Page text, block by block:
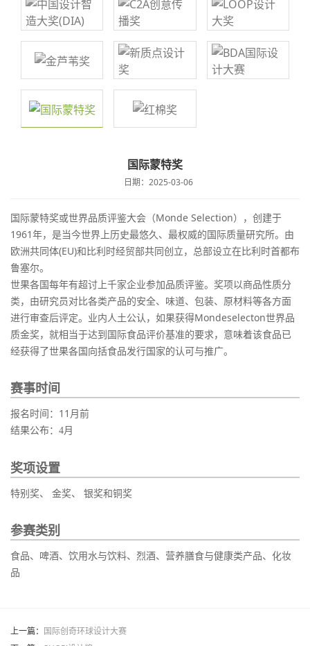
​国际蒙特奖
日期：2025-03-06
国际蒙特奖或世界品质评鉴大会（Monde Selection），创建于
1961年，是当今世界上历史最悠久、最权威的国际质量研究所。由
欧洲共同体(EU)和比利时经贸部共同创立，总部设立在比利时首都布
鲁塞尔。
世果各国每年有超讨上千家企业参加品质评鉴。奖项以商品性质分
类，由研究员对比各类产品的安全、味道、包装、原材料等各方面
进行审查后评定。业内人土公认，如果获得Mondeselecton世界品
质金奖，就相当于达到国际食品评价基准的要求，意味着该食品已
经获得了世果各国向括食品发行国家的认可与推广。
赛事时间
报名时间：11月前
结果公布：4月
奖项设置
特别奖、 金奖、 银奖和铜奖
参赛类别
食品、啤酒、饮用水与饮料、烈酒、营养膳食与健康类产品、化妆
品
上一篇： 国际创奇环球设计大赛